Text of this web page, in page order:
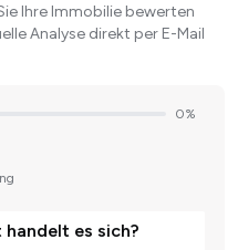
Ihre Immobilie bewerten
Analyse direkt per E-Mail